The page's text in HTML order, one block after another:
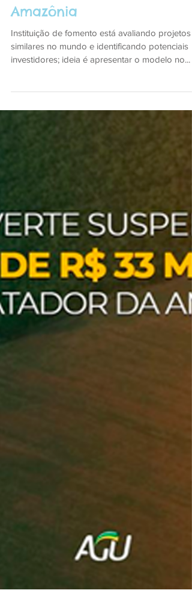
BNDES estuda modelo de
concessão de florestas na
Amazônia
investidores; ideia é apresentar o modelo no...